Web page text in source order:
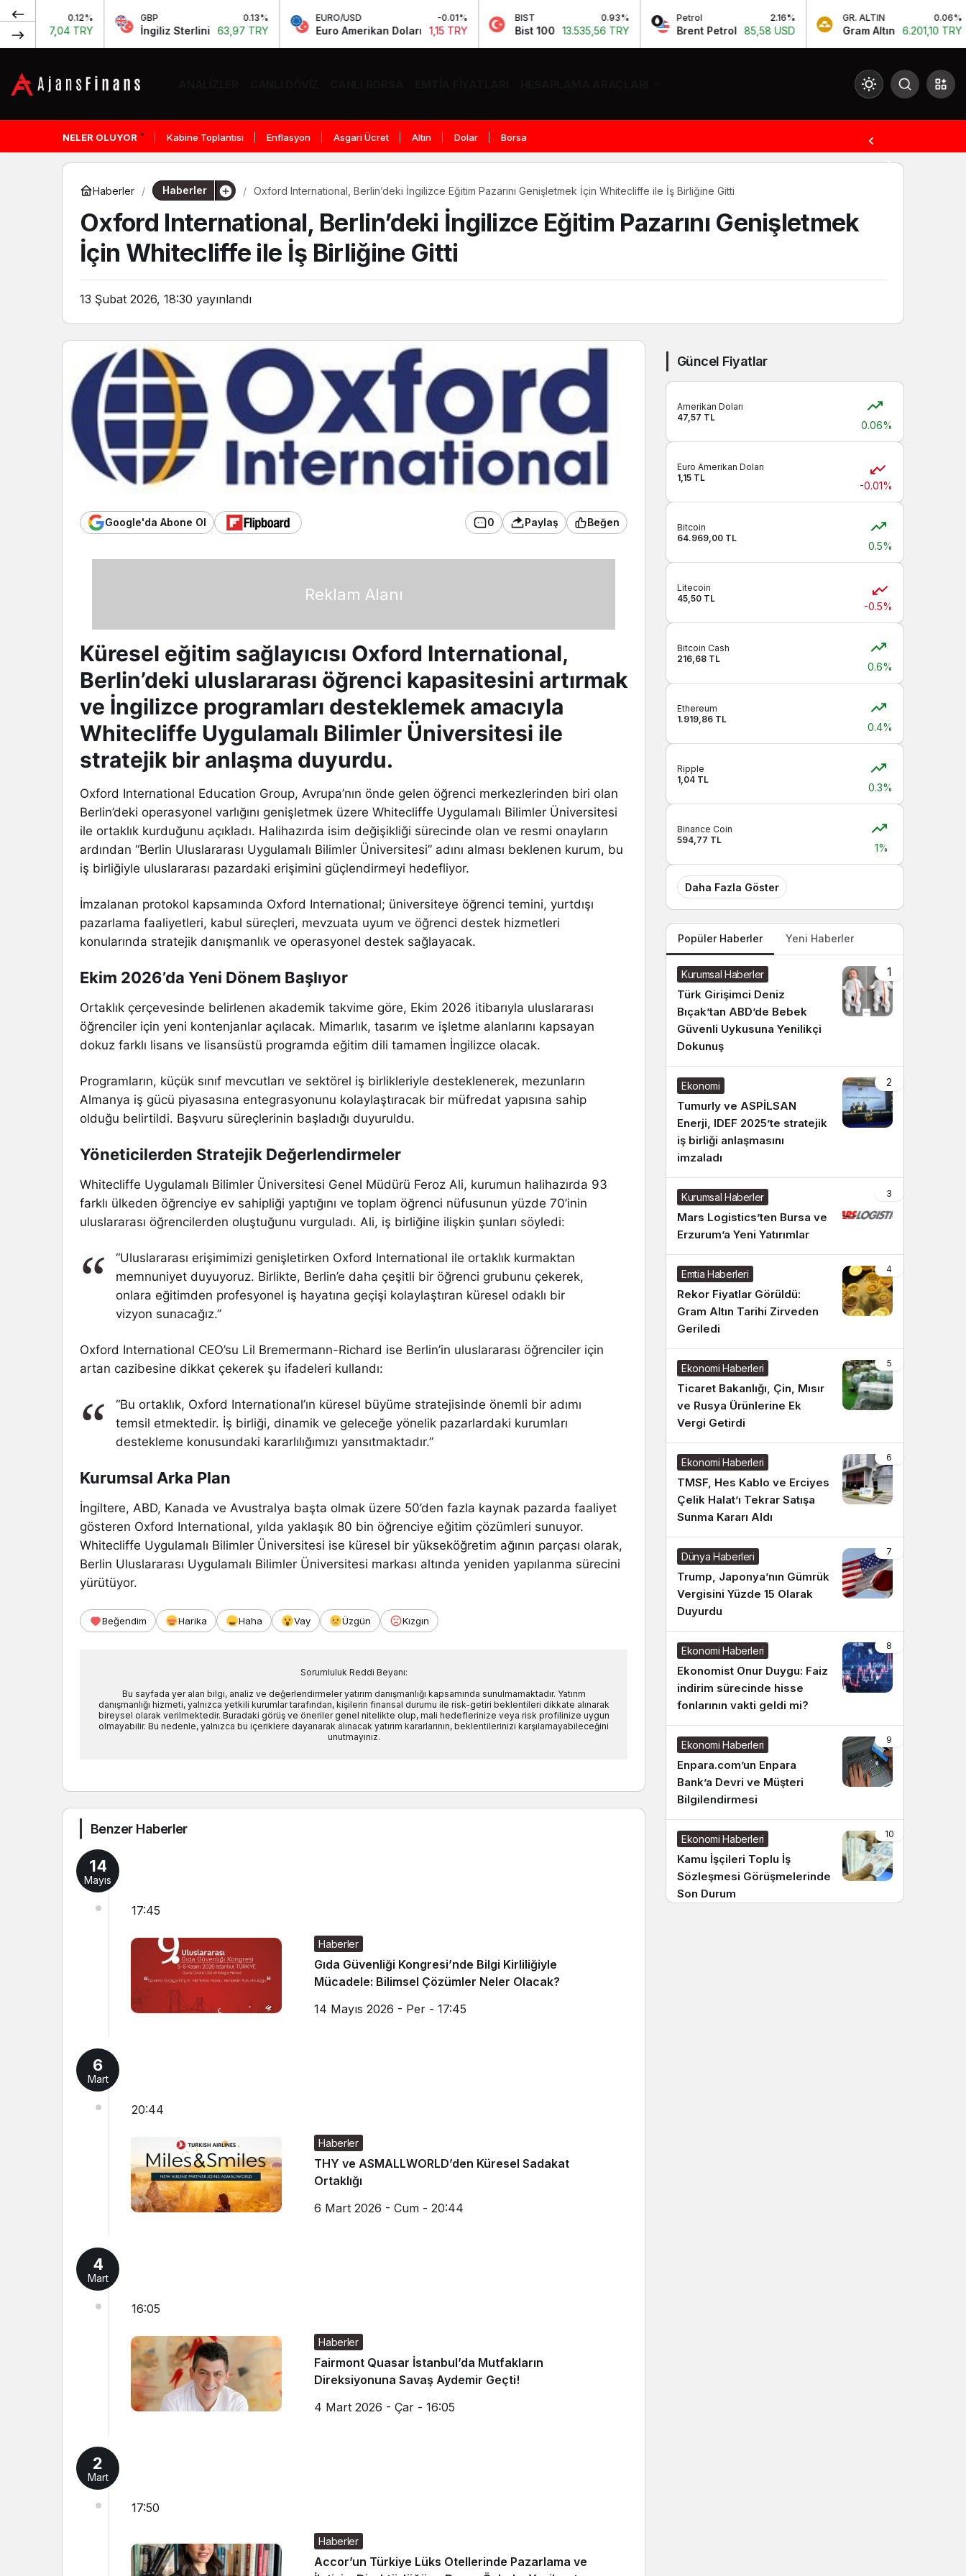
0.12%
TRY
GBP
İngiliz Sterlini 63,97 TRY
EURO/USD
Euro Amerikan Doları 1,15 TRY
BIST
Bist 100 13.535,56 TRY
Petrol
Brent Petrol 85,58 USD
GR. ALTIN 0.06%
Gram Altın 6.201,10 TRY
Mod
Gündüz Modu
Sistem modunu seçin.
NELER OLUYOR Kabine Toplantısı Enflasyon Asgari Ücret Altın Dolar Borsa
Haberler Haberler Oxford International, Berlin’deki İngilizce Eğitim Pazarını Genişletmek İçin Whitecliffe ile İş Birliğine Gitti
Oxford International, Berlin’deki İngilizce Eğitim Pazarını Genişletmek
İçin Whitecliffe ile İş Birliğine Gitti
13 Şubat 2026, 18:30 yayınlandı
Google'da Abone Ol 0 Paylaş Beğen
Reklam Alanı
Küresel eğitim sağlayıcısı Oxford International,
Berlin’deki uluslararası öğrenci kapasitesini artırmak
ve İngilizce programları desteklemek amacıyla
Whitecliffe Uygulamalı Bilimler Üniversitesi ile
stratejik bir anlaşma duyurdu.
Oxford International Education Group, Avrupa’nın önde gelen öğrenci merkezlerinden biri olan
Berlin’deki operasyonel varlığını genişletmek üzere Whitecliffe Uygulamalı Bilimler Üniversitesi
ile ortaklık kurduğunu açıkladı. Halihazırda isim değişikliği sürecinde olan ve resmi onayların
ardından “Berlin Uluslararası Uygulamalı Bilimler Üniversitesi” adını alması beklenen kurum, bu
iş birliğiyle uluslararası pazardaki erişimini güçlendirmeyi hedefliyor.
İmzalanan protokol kapsamında Oxford International; üniversiteye öğrenci temini, yurtdışı
pazarlama faaliyetleri, kabul süreçleri, mevzuata uyum ve öğrenci destek hizmetleri
konularında stratejik danışmanlık ve operasyonel destek sağlayacak.
Ekim 2026’da Yeni Dönem Başlıyor
Ortaklık çerçevesinde belirlenen akademik takvime göre, Ekim 2026 itibarıyla uluslararası
öğrenciler için yeni kontenjanlar açılacak. Mimarlık, tasarım ve işletme alanlarını kapsayan
dokuz farklı lisans ve lisansüstü programda eğitim dili tamamen İngilizce olacak.
Programların, küçük sınıf mevcutları ve sektörel iş birlikleriyle desteklenerek, mezunların
Almanya iş gücü piyasasına entegrasyonunu kolaylaştıracak bir müfredat yapısına sahip
olduğu belirtildi. Başvuru süreçlerinin başladığı duyuruldu.
Yöneticilerden Stratejik Değerlendirmeler
Whitecliffe Uygulamalı Bilimler Üniversitesi Genel Müdürü Feroz Ali, kurumun halihazırda 93
farklı ülkeden öğrenciye ev sahipliği yaptığını ve toplam öğrenci nüfusunun yüzde 70’inin
uluslararası öğrencilerden oluştuğunu vurguladı. Ali, iş birliğine ilişkin şunları söyledi:
“Uluslararası erişimimizi genişletirken Oxford International ile ortaklık kurmaktan
memnuniyet duyuyoruz. Birlikte, Berlin’e daha çeşitli bir öğrenci grubunu çekerek,
onlara eğitimden profesyonel iş hayatına geçişi kolaylaştıran küresel odaklı bir
vizyon sunacağız.”
Oxford International CEO’su Lil Bremermann-Richard ise Berlin’in uluslararası öğrenciler için
artan cazibesine dikkat çekerek şu ifadeleri kullandı:
“Bu ortaklık, Oxford International’ın küresel büyüme stratejisinde önemli bir adımı
temsil etmektedir. İş birliği, dinamik ve geleceğe yönelik pazarlardaki kurumları
destekleme konusundaki kararlılığımızı yansıtmaktadır.”
Kurumsal Arka Plan
İngiltere, ABD, Kanada ve Avustralya başta olmak üzere 50’den fazla kaynak pazarda faaliyet
gösteren Oxford International, yılda yaklaşık 80 bin öğrenciye eğitim çözümleri sunuyor.
Whitecliffe Uygulamalı Bilimler Üniversitesi ise küresel bir yükseköğretim ağının parçası olarak,
Berlin Uluslararası Uygulamalı Bilimler Üniversitesi markası altında yeniden yapılanma sürecini
yürütüyor.
Beğendim Harika Haha Vay Üzgün Kızgın
Sorumluluk Reddi Beyanı:
Bu sayfada yer alan bilgi, analiz ve değerlendirmeler yatırım danışmanlığı kapsamında sunulmamaktadır. Yatırım
danışmanlığı hizmeti, yalnızca yetkili kurumlar tarafından, kişilerin finansal durumu ile risk-getiri beklentileri dikkate alınarak
bireysel olarak verilmektedir. Buradaki görüş ve öneriler genel nitelikte olup, mali hedeflerinize veya risk profilinize uygun
olmayabilir. Bu nedenle, yalnızca bu içeriklere dayanarak alınacak yatırım kararlarının, beklentilerinizi karşılamayabileceğini
unutmayınız.
Benzer Haberler
14
Mayıs
17:45
Haberler
Gıda Güvenliği Kongresi’nde Bilgi Kirliliğiyle
Mücadele: Bilimsel Çözümler Neler Olacak?
14 Mayıs 2026 - Per - 17:45
6
Mart
20:44
Haberler
THY ve ASMALLWORLD’den Küresel Sadakat
Ortaklığı
6 Mart 2026 - Cum - 20:44
4
Mart
16:05
Haberler
Fairmont Quasar İstanbul’da Mutfakların
Direksiyonuna Savaş Aydemir Geçti!
4 Mart 2026 - Çar - 16:05
2
Mart
17:50
Haberler
Accor’un Türkiye Lüks Otellerinde Pazarlama ve
Güncel Fiyatlar
Amerikan Doları
47,57 TL
0.06%
Euro Amerikan Doları
1,15 TL
-0.01%
Bitcoin
64.969,00 TL
0.5%
Litecoin
45,50 TL
-0.5%
Bitcoin Cash
216,68 TL
0.6%
Ethereum
1.919,86 TL
0.4%
Ripple
1,04 TL
0.3%
Binance Coin
594,77 TL
1%
Daha Fazla Göster
Popüler Haberler Yeni Haberler
1
Kurumsal Haberler
Türk Girişimci Deniz
Bıçak’tan ABD’de Bebek
Güvenli Uykusuna Yenilikçi
Dokunuş
2
Ekonomi
Tumurly ve ASPİLSAN
Enerji, IDEF 2025’te stratejik
iş birliği anlaşmasını
imzaladı
3
Kurumsal Haberler
Mars Logistics’ten Bursa ve
Erzurum’a Yeni Yatırımlar
4
Emtia Haberleri
Rekor Fiyatlar Görüldü:
Gram Altın Tarihi Zirveden
Geriledi
5
Ekonomi Haberleri
Ticaret Bakanlığı, Çin, Mısır
ve Rusya Ürünlerine Ek
Vergi Getirdi
6
Ekonomi Haberleri
TMSF, Hes Kablo ve Erciyes
Çelik Halat’ı Tekrar Satışa
Sunma Kararı Aldı
7
Dünya Haberleri
Trump, Japonya’nın Gümrük
Vergisini Yüzde 15 Olarak
Duyurdu
8
Ekonomi Haberleri
Ekonomist Onur Duygu: Faiz
indirim sürecinde hisse
fonlarının vakti geldi mi?
9
Ekonomi Haberleri
Enpara.com’un Enpara
Bank’a Devri ve Müşteri
Bilgilendirmesi
10
Ekonomi Haberleri
Kamu İşçileri Toplu İş
Sözleşmesi Görüşmelerinde
Son Durum